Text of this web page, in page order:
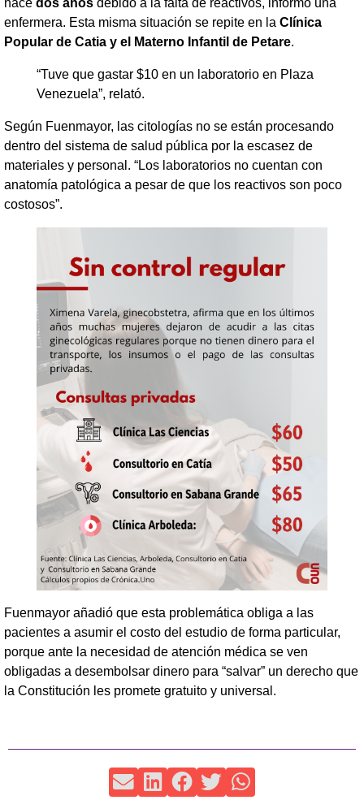
enfermera. Esta misma situación se repite en la Clínica
Popular de Catia y el Materno Infantil de Petare.
“Tuve que gastar $10 en un laboratorio en Plaza
Venezuela”, relató.
Según Fuenmayor, las citologías no se están procesando
dentro del sistema de salud pública por la escasez de
materiales y personal. “Los laboratorios no cuentan con
anatomía patológica a pesar de que los reactivos son poco
costosos”.
Fuenmayor añadió que esta problemática obliga a las
pacientes a asumir el costo del estudio de forma particular,
porque ante la necesidad de atención médica se ven
obligadas a desembolsar dinero para “salvar” un derecho que
la Constitución les promete gratuito y universal.